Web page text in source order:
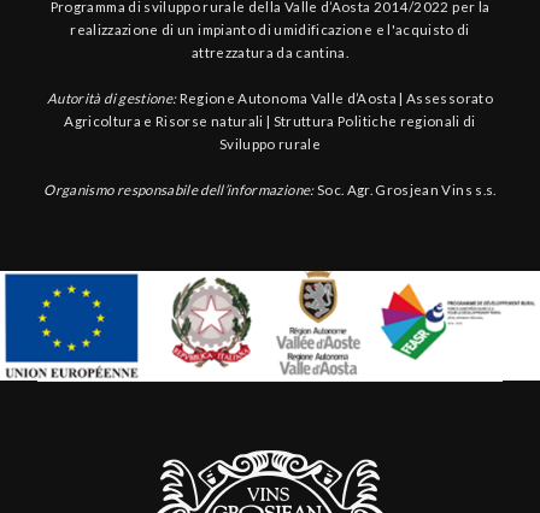
Programma di sviluppo rurale della Valle d’Aosta 2014/2022 per la
realizzazione di un impianto di umidificazione e l'acquisto di
attrezzatura da cantina.
Autorità di gestione:Regione Autonoma Valle d’Aosta | Assessorato
Agricoltura e Risorse naturali | Struttura Politiche regionali di
Sviluppo rurale
Organismo responsabile dell’informazione:Soc. Agr. Grosjean Vins s.s.